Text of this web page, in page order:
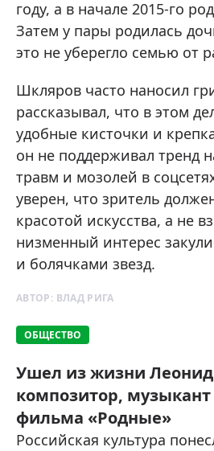
году, а в начале 2015-го
Затем у пары родилась
это не уберегло семью от
Шкляров часто наносил
рассказывал, что в этом
удобные кисточки и
он не поддерживал тренд
травм и мозолей в
уверен, что зритель
красотой искусства, а не
низменный интерес
и болячками звезд.
АВТОР: ВЛАД РИГА
ОБЩЕСТВО
Ушел из жизни
композитор, музыкант
фильма «Родные»
Российская культура